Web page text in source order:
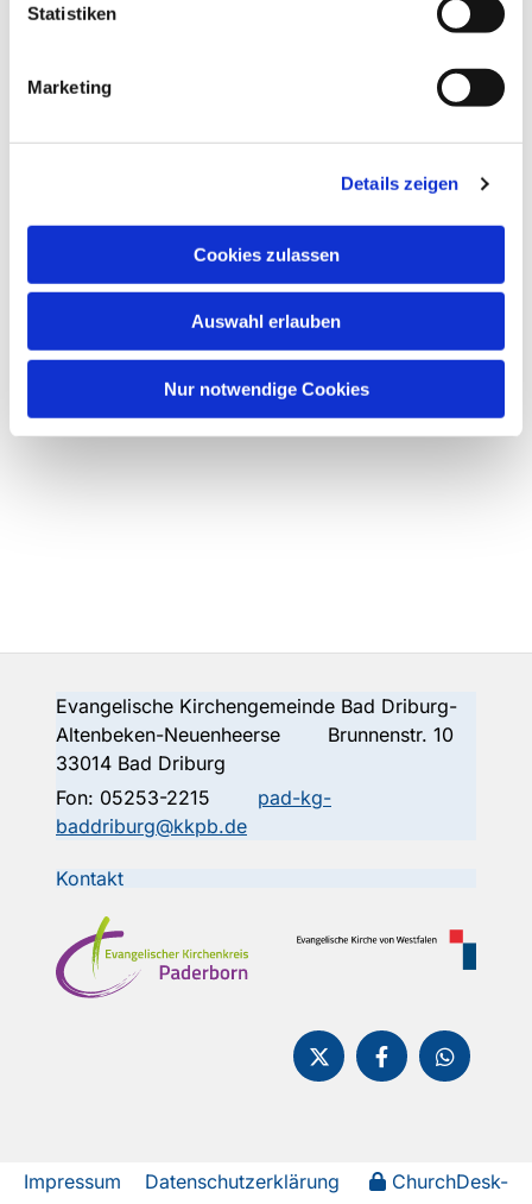
Statistiken
Marketing
Details zeigen
Cookies zulassen
Auswahl erlauben
Nur notwendige Cookies
Evangelische Kirchengemeinde Bad Driburg-
Altenbeken-Neuenheerse Brunnenstr. 10
33014 Bad Driburg
Fon: 05253-2215
pad-kg-
baddriburg@kkpb.de
Kontakt
Impressum Datenschutzerklärung ChurchDesk-